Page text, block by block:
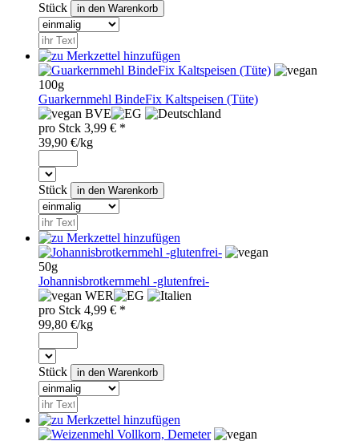
Stück
100g
Guarkernmehl BindeFix Kaltspeisen (Tüte)
BVE
pro Stck 3,99 € *
39,90 €/kg
Stück
50g
Johannisbrotkernmehl -glutenfrei-
WER
pro Stck 4,99 € *
99,80 €/kg
Stück